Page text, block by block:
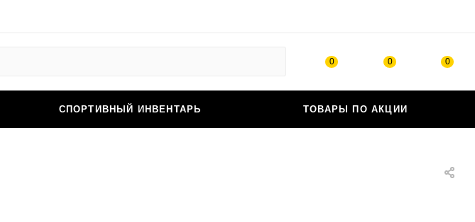
0 0 0
СПОРТИВНЫЙ ИНВЕНТАРЬ ТОВАРЫ ПО АКЦИИ